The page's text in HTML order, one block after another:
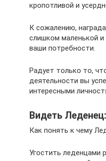
кропотливой и
К сожалению,
слишком маленькой
ваши потребности.
Радует только то,
деятельности вы
интересными
Видеть
Как понять к чему
Угостить леденцами